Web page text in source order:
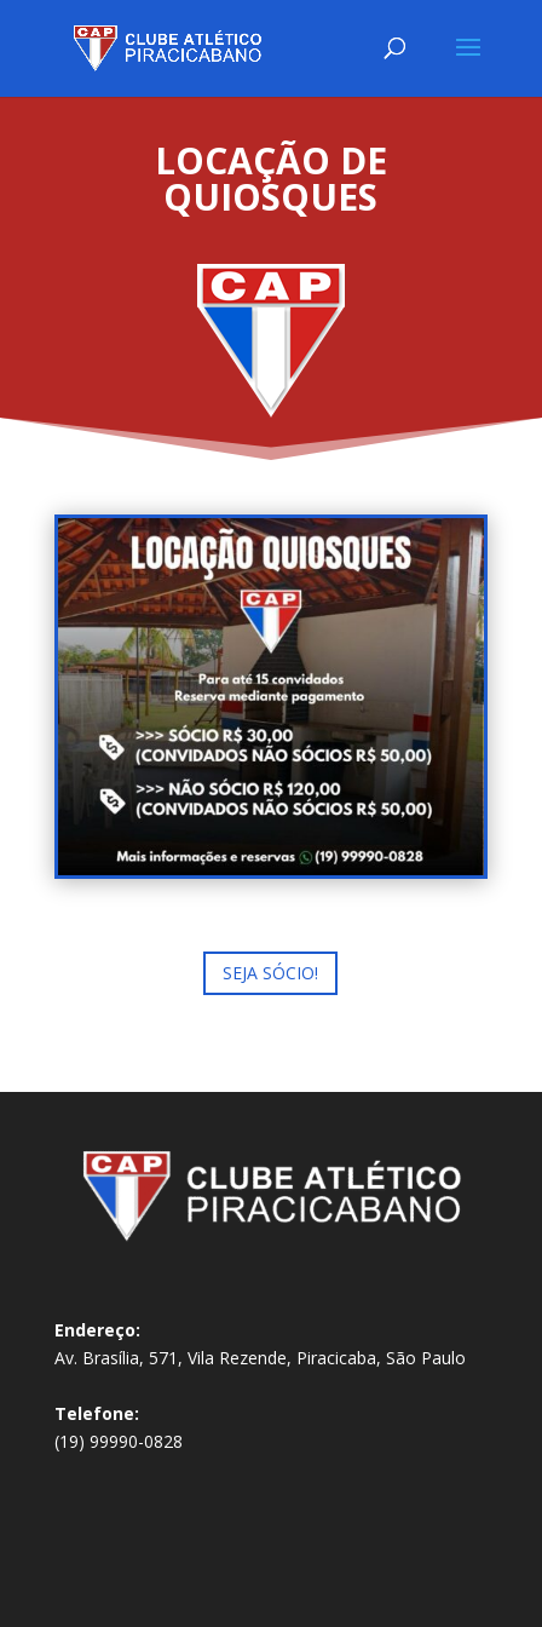
LOCAÇÃO DE
QUIOSQUES
SEJA SÓCIO!
Endereço:
Av. Brasília, 571, Vila Rezende, Piracicaba, São Paulo
Telefone:
(19) 99990-0828